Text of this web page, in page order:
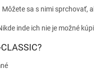
Môžete sa s nimi sprchovať,
inde ich nie je možné